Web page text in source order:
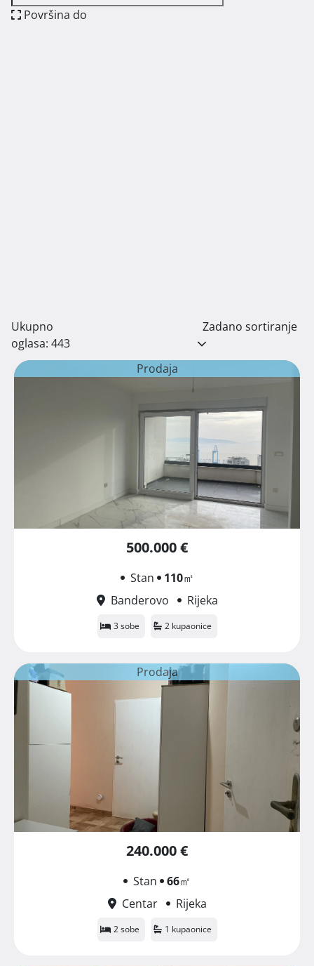
Površina do
Ukupno
oglasa: 443
Zadano sortiranje
Prodaja
500.000 €
Stan 110㎡
Banderovo
Rijeka
3 sobe 2 kupaonice
Prodaja
240.000 €
Stan 66㎡
Centar
Rijeka
2 sobe 1 kupaonice